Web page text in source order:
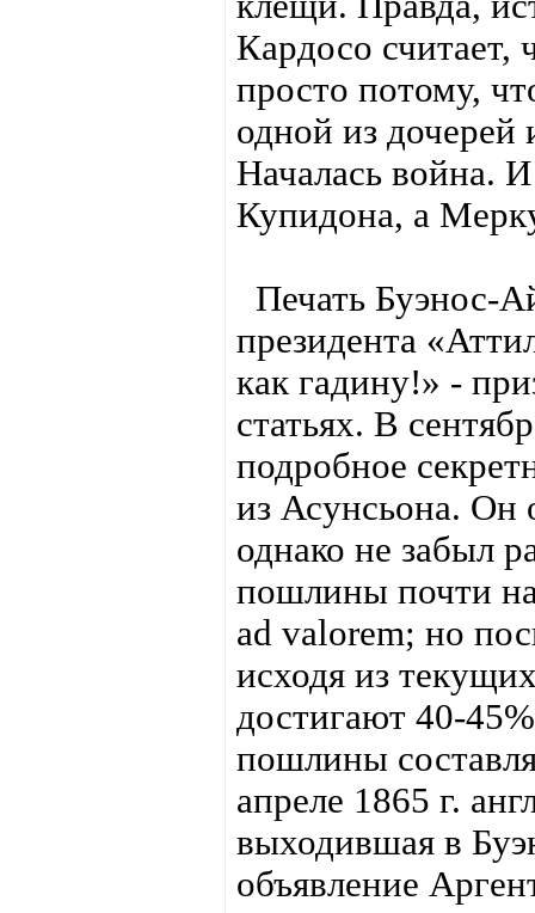
Кардосо считает,
просто потому,
одной из дочерей
Началась война.
Купидона, а
Печать Буэнос-
президента
как гадину!» -
статьях. В
подробное
из Асунсьона. Он
однако не забыл
пошлины почти
ad valorem; но
исходя из
достигают 40-
пошлины
апреле 1865 г.
выходившая в
объявление